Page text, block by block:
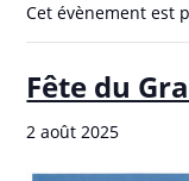
Cet évènement est
Fête du
2 août 2025